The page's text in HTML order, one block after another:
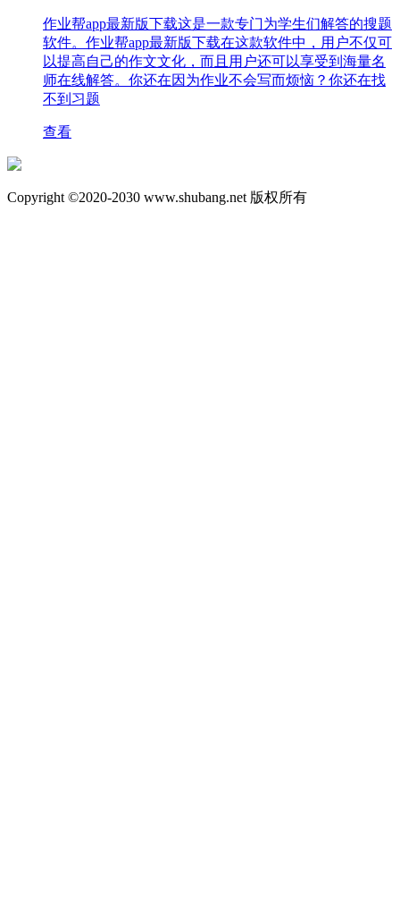
作业帮app最新版下载这是一款专门为学生们解答的搜题
软件。作业帮app最新版下载在这款软件中，用户不仅可
以提高自己的作文文化，而且用户还可以享受到海量名
师在线解答。你还在因为作业不会写而烦恼？你还在找
不到习题
查看
Copyright ©2020-2030 www.shubang.net 版权所有